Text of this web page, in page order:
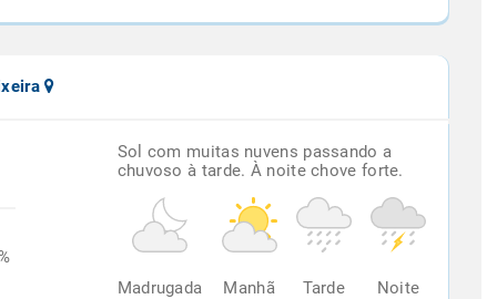
Sol com muitas nuvens passando a
chuvoso à tarde. À noite chove forte.
Madrugada Manhã Tarde Noite